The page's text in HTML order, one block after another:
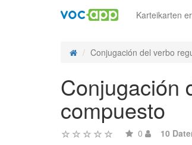
Karteikarten
Conjugación del verbo
Conjugación
compuesto
0 10